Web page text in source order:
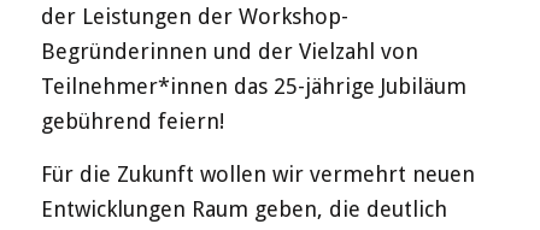
der Leistungen der Workshop-
Begründerinnen und der Vielzahl von
Teilnehmer*innen das 25-jährige Jubiläum
gebührend feiern!
Für die Zukunft wollen wir vermehrt neuen
Entwicklungen Raum geben, die deutlich